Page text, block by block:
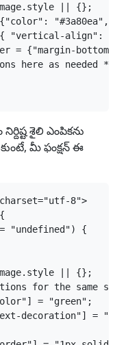
శైలి ఎంపికను
మీ ఫంక్షన్ ఈ
8">